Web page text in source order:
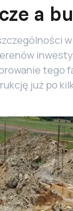
a
tego
już po